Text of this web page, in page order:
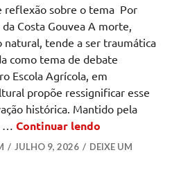
reflexão sobre o tema Por
Costa Gouvea A morte,
natural, tende a ser traumática
como tema de debate
Escola Agrícola, em
propõe ressignificar esse
histórica. Mantido pela
…Continuar lendo
JULHO 9, 2026
DEIXE UM